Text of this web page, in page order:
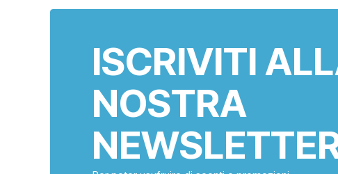
ISCRIVITI
NOSTRA